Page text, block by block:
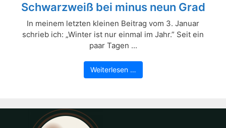
Schwarzweiß bei minus neun Grad
In meinem letzten kleinen Beitrag vom 3. Januar
schrieb ich: „Winter ist nur einmal im Jahr.” Seit ein
paar Tagen ...
Weiterlesen …